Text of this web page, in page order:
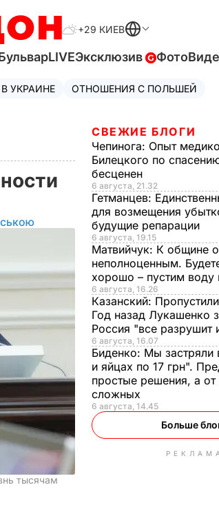
+29 КИЕВ
LIVEЭксклюзив Фото
УКРАИНЕ ОТНОШЕНИЯ С ПОЛЬШЕЙ
тысячам
СВЕЖИЕ БЛОГИ
Чепинога: Опыт
Билецкого по
бесценен
6 августа, 21.32
Гетманцев:
для возмещения
будущие репарации
6 августа, 19.15
Матвийчук: К общине
неполноценным.
хорошо – пустим воду
6 августа, 16.26
Казанский:
Год назад Лукашенко
Россия "все разрушит
6 августа, 16.07
Биденко: Мы застряли
и яйцах по 17 грн".
простые решения, а от
сложных
6 августа, 14.45
Больше
РЕКЛАМА